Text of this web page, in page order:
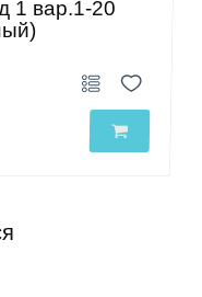
1 вар.1-20